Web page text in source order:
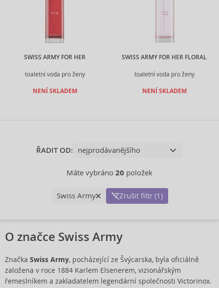
SWISS ARMY FOR HER
toaletní voda pro ženy
NENÍ SKLADEM
SWISS ARMY FOR HER FLORAL
toaletní voda pro ženy
NENÍ SKLADEM
ŘADIT OD:
Máte vybráno 20 položek
Swiss Army Zrušit filtr (1)
O značce Swiss Army
Značka Swiss Army, pocházející ze Švýcarska, byla oficiálně
založena v roce 1884 Karlem Elsenerem, vizionářským
řemeslníkem a zakladatelem legendární společnosti Victorinox.